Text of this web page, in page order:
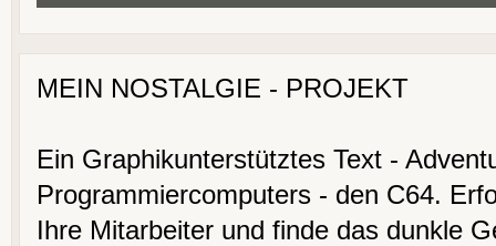
MEIN NOSTALGIE - PROJEKT
Ein Graphikunterstütztes Text -
Programmiercomputers - den C64.
Ihre Mitarbeiter und finde das dunkle